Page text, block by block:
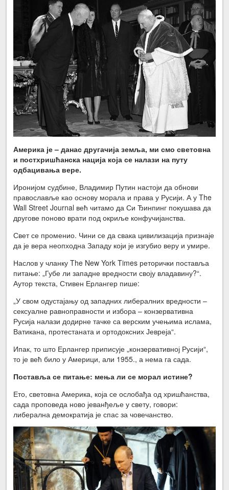
Америка је – данас другачија земља, ми смо световна
и постхришћанска нација која се налази на путу
одбацивања вере.
Иронијом судбине, Владимир Путин настоји да обнови
православље као основу морала и права у Русији. А у The
Wall Street Journal већ читамо да Си Ђинпинг покушава да
другове поново врати под окриље конфучијанства.
Свет се променио. Чини се да свака цивилизација признаје
да је вера неопходна Западу који је изгубио веру и умире.
Наслов у чланку The New York Times реторички поставља
питање: „Губе ли западне вредности своју владавину?“.
Аутор текста, Стивен Ерлангер пише:
„У свом одустајању од западних либералних вредности –
сексуалне равноправности и избора – конзервативна
Русија налази додирне тачке са верским учењима ислама,
Ватикана, протестаната и ортодоксних Јевреја“.
Ипак, то што Ерлангер приписује „конзервативној Русији“,
то је већ било у Америци, али 1955., а нема га сада.
Поставља се питање: мења ли се морал истине?
Ето, световна Америка, која се ослобађа од хришћанства,
сада проповеда ново јеванђеље у свету, говори:
либерална демократија је спас за човечанство.